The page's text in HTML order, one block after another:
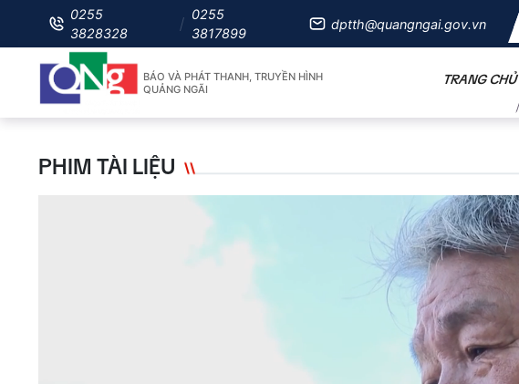
0255
3828328
0255
3817899
dptth@quangngai.gov.vn
BÁO VÀ PHÁT THANH, TRUYỀN HÌNH
QUẢNG NGÃI
TRANG CHỦ
PHIM TÀI LIỆU